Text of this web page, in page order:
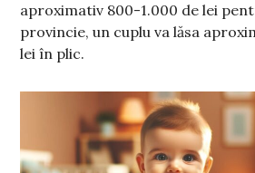
aproximativ 800-1.000 de lei
provincie, un cuplu va lăsa
lei în plic.